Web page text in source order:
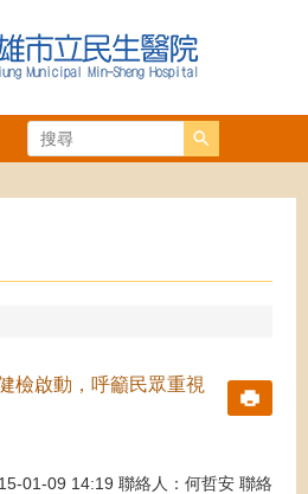
搜尋
檢啟動，呼籲民眾重視
01-09 14:19 聯絡人：何哲安 聯絡